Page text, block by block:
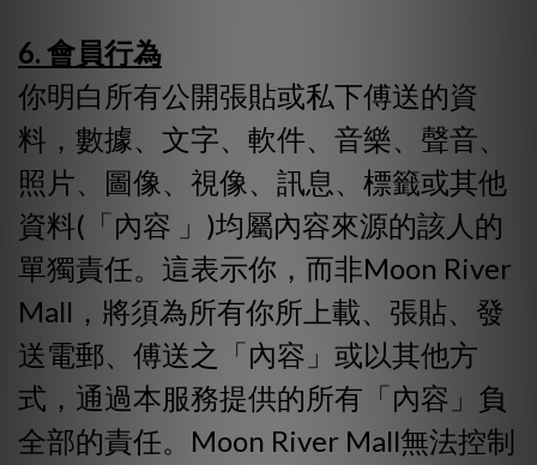
6. 會員行為
你明白所有公開張貼或私下傅送的資
料，數據、文字、軟件、音樂、聲音、
照片、圖像、視像、訊息、標籤或其他
資料(「內容 」)均屬內容來源的該人的
單獨責任。這表示你，而非Moon River
Mall，將須為所有你所上載、張貼、發
送電郵、傅送之「內容」或以其他方
式，通過本服務提供的所有「內容」負
全部的責任。Moon River Mall無法控制